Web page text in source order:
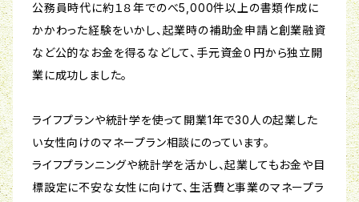
公務員時代に約１８年でのべ5,000件以上の書類作成に
かかわった経験をいかし、起業時の補助金申請と創業融資
など公的なお金を得るなどして、手元資金０円から独立開
業に成功しました。
ライフプランや統計学を使って開業1年で30人の起業した
い女性向けのマネープラン相談にのっています。
ライフプランニングや統計学を活かし、起業してもお金や目
標設定に不安な女性に向けて、生活費と事業のマネープラ